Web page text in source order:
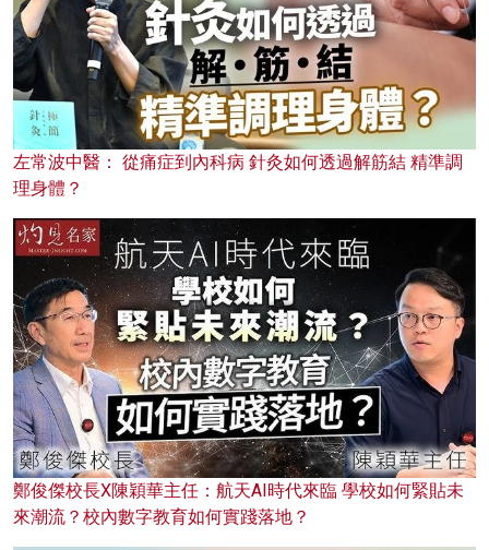
左常波中醫： 從痛症到內科病 針灸如何透過解筋結 精準調
理身體？
鄭俊傑校長X陳穎華主任：航天AI時代來臨 學校如何緊貼未
來潮流？校內數字教育如何實踐落地？